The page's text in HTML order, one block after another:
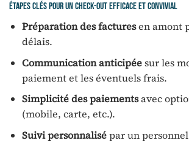
Étapes clés pour un check-out efficace et convivial
Préparation des facturesen amont
délais.
Communication anticipéesur les
paiement et les éventuels frais.
Simplicité des paiementsavec
(mobile, carte, etc.).
Suivi personnalisépar un